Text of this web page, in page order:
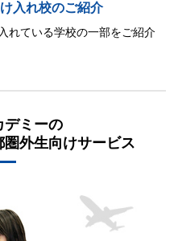
入れ校のご紹介
れている学校の一部をご紹介
デミーの
外生向けサービス